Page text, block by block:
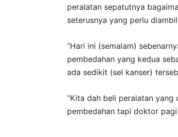
peralatan sepatutnya
seterusnya yang perlu
“Hari ini (semalam)
pembedahan yang kedua
ada sedikit (sel kanser)
“Kita dah beli peralatan
pembedahan tapi doktor